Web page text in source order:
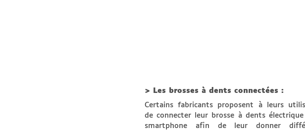
> Les brosses à dents connectées :
Certains fabricants proposent à leurs
de connecter leur brosse à dents
smartphone afin de leur donner